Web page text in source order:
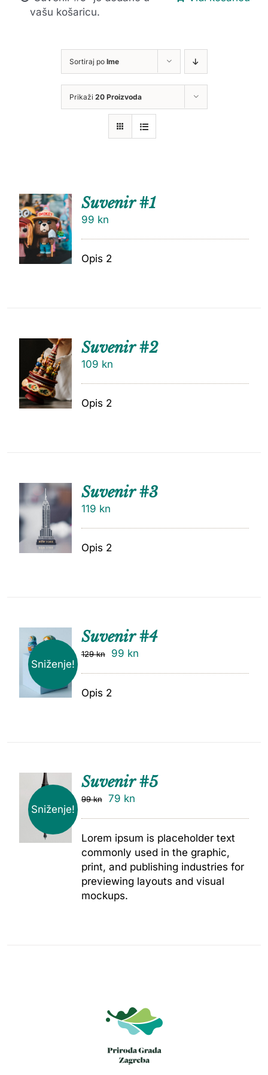
vašu košaricu.
Sortiraj po Ime
Prikaži 20 Proizvoda
DODAJ
U
KOŠARI
CU
Suvenir #1
99 kn
Opis 2
DODAJ
U
KOŠARI
CU
Suvenir #2
109 kn
Opis 2
DODAJ
Suvenir #3
119 kn
Opis 2
Sniženje!
DODAJ
Suvenir #4
129kn 99 kn
Opis 2
Sniženje!
Suvenir #5
99kn 79 kn
Lorem ipsum is placeholder text
commonly used in the graphic,
print, and publishing industries for
previewing layouts and visual
mockups.